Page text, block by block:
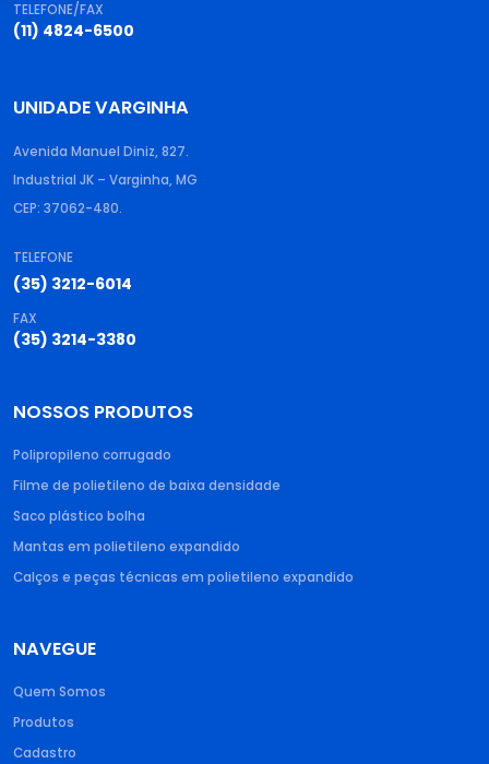
TELEFONE/FAX
(11) 4824-6500
UNIDADE VARGINHA
Avenida Manuel Diniz, 827.
Industrial JK – Varginha, MG
CEP: 37062-480.
TELEFONE
(35) 3212-6014
FAX
(35) 3214-3380
NOSSOS PRODUTOS
Polipropileno corrugado​
Filme de polietileno de baixa densidade​
Saco plástico bolha​
Mantas em polietileno expandido​
Calços e peças técnicas em polietileno expandido
NAVEGUE
Quem Somos
Produtos
Cadastro